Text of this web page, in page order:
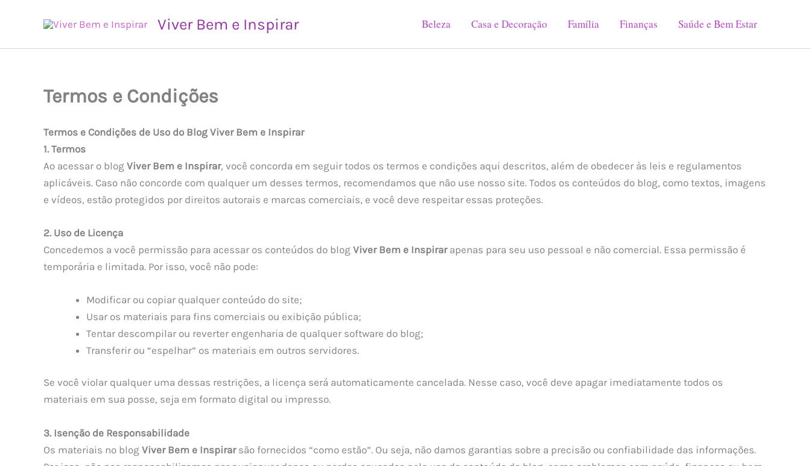
Viver Bem e Inspirar Beleza Casa e Decoração Família Finanças Saúde e Bem Estar
Termos e Condições
Termos e Condições de Uso do Blog Viver Bem e Inspirar
1. Termos
Ao acessar o blog Viver Bem e Inspirar, você concorda em seguir todos os termos e condições aqui descritos, além de obedecer às leis e regulamentos
aplicáveis. Caso não concorde com qualquer um desses termos, recomendamos que não use nosso site. Todos os conteúdos do blog, como textos, imagens
e vídeos, estão protegidos por direitos autorais e marcas comerciais, e você deve respeitar essas proteções.
2. Uso de Licença
Concedemos a você permissão para acessar os conteúdos do blog Viver Bem e Inspirarapenas para seu uso pessoal e não comercial. Essa permissão é
temporária e limitada. Por isso, você não pode:
Modificar ou copiar qualquer conteúdo do site;
Usar os materiais para fins comerciais ou exibição pública;
Tentar descompilar ou reverter engenharia de qualquer software do blog;
Transferir ou “espelhar” os materiais em outros servidores.
Se você violar qualquer uma dessas restrições, a licença será automaticamente cancelada. Nesse caso, você deve apagar imediatamente todos os
materiais em sua posse, seja em formato digital ou impresso.
3. Isenção de Responsabilidade
Os materiais no blog Viver Bem e Inspirarsão fornecidos “como estão”. Ou seja, não damos garantias sobre a precisão ou confiabilidade das informações.